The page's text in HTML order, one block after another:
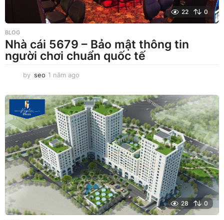
22 0
BLOG
Nhà cái 5679 – Bảo mật thông tin
người chơi chuẩn quốc tế
by seo 1 năm ago
ă
m
a
g
o
28 0